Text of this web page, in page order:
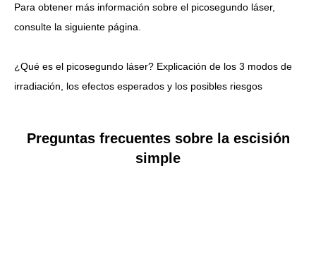
Para obtener más información sobre el picosegundo láser,
consulte la siguiente página.
¿Qué es el picosegundo láser? Explicación de los 3 modos de
irradiación, los efectos esperados y los posibles riesgos
Preguntas frecuentes sobre la escisión
simple